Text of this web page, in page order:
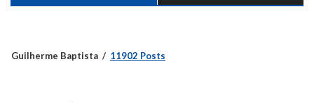
Guilherme Baptista 11902 Posts